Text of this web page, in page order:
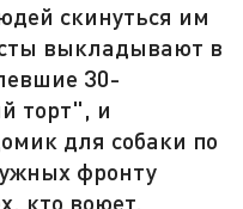
скинуться им
выкладывают в
30-
торт", и
для собаки по
фронту
кто воюет.